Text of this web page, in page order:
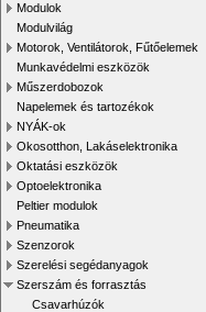
Modulok
Modulvilág
Motorok, Ventilátorok, Fűtőelemek
Munkavédelmi eszközök
Műszerdobozok
Napelemek és tartozékok
NYÁK-ok
Okosotthon, Lakáselektronika
Oktatási eszközök
Optoelektronika
Peltier modulok
Pneumatika
Szenzorok
Szerelési segédanyagok
Szerszám és forrasztás
Csavarhúzók